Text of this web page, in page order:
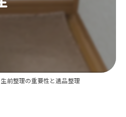
前整理の重要性と遺品整理